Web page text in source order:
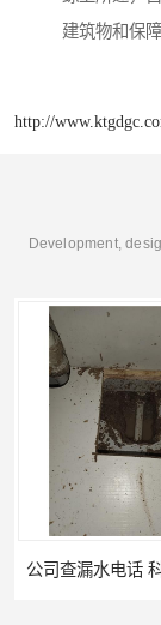
建筑物和保
http://
Development,
公司查漏水电话